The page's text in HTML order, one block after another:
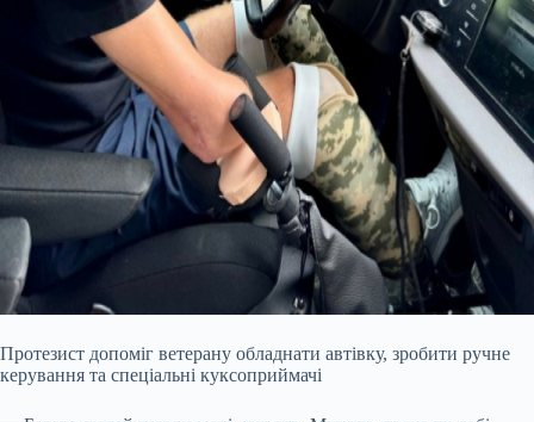
Протезист допоміг ветерану обладнати автівку, зробити ручне
керування та спеціальні куксоприймачі